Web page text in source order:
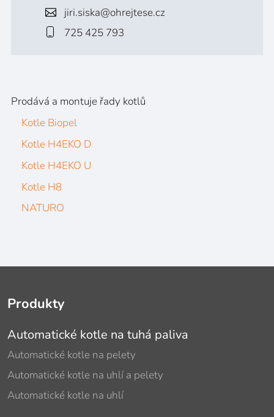
jiri.siska@ohrejtese.cz
725 425 793
Prodává a montuje řady kotlů
Kotle Biopel
Kotle H4EKO D
Kotle H4EKO U
Kotle H8
NATURO
Produkty
Automatické kotle na tuhá paliva
Automatické kotle na pelety
Automatické kotle na uhlí a pelety
Automatické kotle na uhlí